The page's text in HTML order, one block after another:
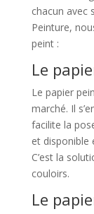
chacun avec
Peinture,
peint :
Le
Le papier
marché. Il
facilite la
et disponible
C’est la
couloirs.
Le